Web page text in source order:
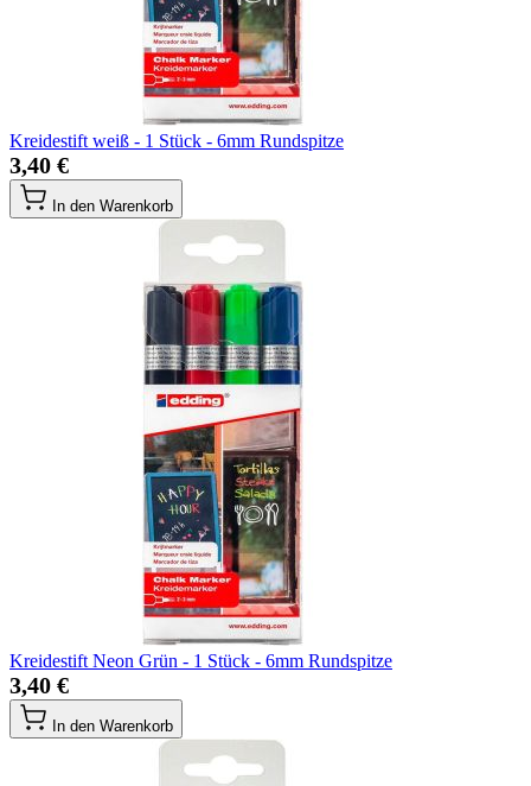
Kreidestift weiß - 1 Stück - 6mm Rundspitze
3,40 €
In den Warenkorb
Kreidestift Neon Grün - 1 Stück - 6mm Rundspitze
3,40 €
In den Warenkorb